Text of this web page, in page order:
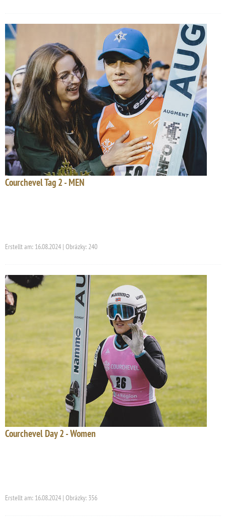
Courchevel Tag 2 - MEN
Erstellt am: 16.08.2024 | Obrázky: 240
Courchevel Day 2 - Women
Erstellt am: 16.08.2024 | Obrázky: 356